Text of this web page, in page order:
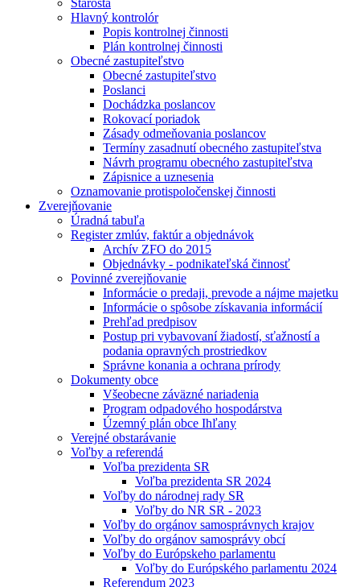
Starosta
Hlavný kontrolór
Popis kontrolnej činnosti
Plán kontrolnej činnosti
Obecné zastupiteľstvo
Obecné zastupiteľstvo
Poslanci
Dochádzka poslancov
Rokovací poriadok
Zásady odmeňovania poslancov
Termíny zasadnutí obecného zastupiteľstva
Návrh programu obecného zastupiteľstva
Zápisnice a uznesenia
Oznamovanie protispoločenskej činnosti
Zverejňovanie
Úradná tabuľa
Register zmlúv, faktúr a objednávok
Archív ZFO do 2015
Objednávky - podnikateľská činnosť
Povinné zverejňovanie
Informácie o predaji, prevode a nájme majetku
Informácie o spôsobe získavania informácií
Prehľad predpisov
Postup pri vybavovaní žiadostí, sťažností a
podania opravných prostriedkov
Správne konania a ochrana prírody
Dokumenty obce
Všeobecne záväzné nariadenia
Program odpadového hospodárstva
Územný plán obce Ihľany
Verejné obstarávanie
Voľby a referendá
Voľba prezidenta SR
Voľba prezidenta SR 2024
Voľby do národnej rady SR
Voľby do NR SR - 2023
Voľby do orgánov samosprávnych krajov
Voľby do orgánov samosprávy obcí
Voľby do Európskeho parlamentu
Voľby do Európského parlamentu 2024
Referendum 2023